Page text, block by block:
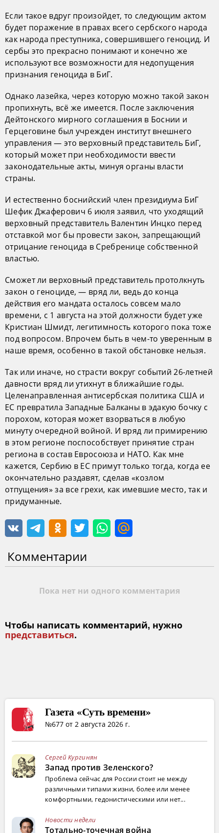
Если такое вдруг произойдет, то следующим актом
будет поражение в правах всего сербского народа
как народа преступника, совершившего геноцид. И
сербы это прекрасно понимают и конечно же
используют все возможности для недопущения
признания геноцида в БиГ.
Однако лазейка, через которую можно такой закон
пропихнуть, всё же имеется. После заключения
Дейтонского мирного соглашения в Боснии и
Герцеговине был учрежден институт внешнего
управления — это верховный представитель БиГ,
который может при необходимости ввести
законодательные акты, минуя органы власти
страны.
И естественно боснийский член президиума БиГ
Шефик Джаферович 6 июля заявил, что уходящий
верховный представитель Валентин Инцко перед
отставкой мог бы провести закон, запрещающий
отрицание геноцида в Сребренице собственной
властью.
Сможет ли верховный представитель протолкнуть
закон о геноциде, — вряд ли, ведь до конца
действия его мандата осталось совсем мало
времени, с 1 августа на этой должности будет уже
Кристиан Шмидт, легитимность которого пока тоже
под вопросом. Впрочем быть в чем-то уверенным в
наше время, особенно в такой обстановке нельзя.
Так или иначе, но страсти вокруг событий 26-летней
давности вряд ли утихнут в ближайшие годы.
Целенаправленная антисербская политика США и
ЕС превратила Западные Балканы в эдакую бочку с
порохом, которая может взорваться в любую
минуту очередной войной. И вряд ли примирению
в этом регионе поспособствует принятие стран
региона в состав Евросоюза и НАТО. Как мне
кажется, Сербию в ЕС примут только тогда, когда ее
окончательно раздавят, сделав «козлом
отпущения» за все грехи, как имевшие место, так и
придуманные.
Комментарии
Пока нет ни одного комментария
Чтобы написать комментарий, нужно
представиться.
Газета «Суть времени»
№677 от 2 августа 2026 г.
Сергей Кургинян
Запад против Зеленского?
Проблема сейчас для России стоит не между
различными типами жизни, более или менее
комфортными, гедонистическими или нет...
Новости недели
Тотально-точечная война